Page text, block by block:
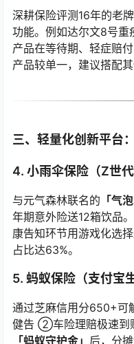
深耕保险评测16年的老
功能。例如达尔文8号重
产品在等待期、轻症赔
产品较单一，建议搭配其
三、轻量化创新平台
4. 小雨伞保险（Z世代
与元气森林联名的 「气
年期意外险送12箱饮品
康告知环节用游戏化选
占比达63%。
5. 蚂蚁保险（支付宝
通过芝麻信用分650+
健告 ②车险理赔极速到
「蚂蚁守护金」 后，分